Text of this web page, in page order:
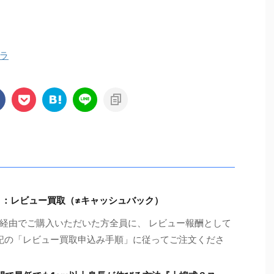
レビュー買取（≠キャッシュバック）
由でご購入いただいた方全員に、 レビュー報酬として
「レビュー買取申込み手順」に従ってご注文くださ